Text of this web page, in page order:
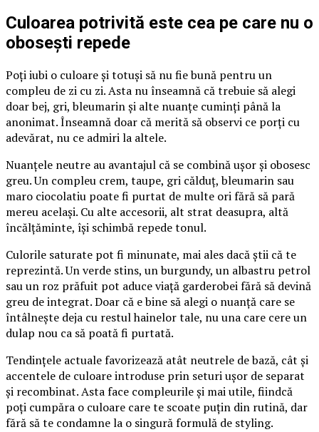
Culoarea potrivită este cea pe care nu o
obosești repede
Poți iubi o culoare și totuși să nu fie bună pentru un
compleu de zi cu zi. Asta nu înseamnă că trebuie să alegi
doar bej, gri, bleumarin și alte nuanțe cuminți până la
anonimat. Înseamnă doar că merită să observi ce porți cu
adevărat, nu ce admiri la altele.
Nuanțele neutre au avantajul că se combină ușor și obosesc
greu. Un compleu crem, taupe, gri călduț, bleumarin sau
maro ciocolatiu poate fi purtat de multe ori fără să pară
mereu același. Cu alte accesorii, alt strat deasupra, altă
încălțăminte, își schimbă repede tonul.
Culorile saturate pot fi minunate, mai ales dacă știi că te
reprezintă. Un verde stins, un burgundy, un albastru petrol
sau un roz prăfuit pot aduce viață garderobei fără să devină
greu de integrat. Doar că e bine să alegi o nuanță care se
întâlnește deja cu restul hainelor tale, nu una care cere un
dulap nou ca să poată fi purtată.
Tendințele actuale favorizează atât neutrele de bază, cât și
accentele de culoare introduse prin seturi ușor de separat
și recombinat. Asta face compleurile și mai utile, fiindcă
poți cumpăra o culoare care te scoate puțin din rutină, dar
fără să te condamne la o singură formulă de styling.